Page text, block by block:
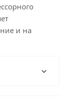
и на